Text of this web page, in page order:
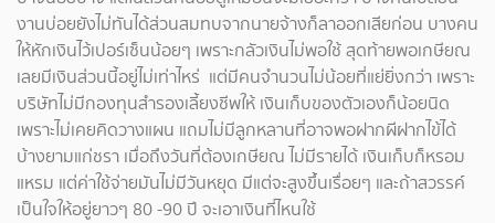
งานบ่อยยังไม่ทันได้ส่วนสมทบจากนายจ้างก็ลาออกเสียก่อน บางคน
ให้หักเงินไว้เปอร์เซ็นน้อยๆ เพราะกลัวเงินไม่พอใช้ สุดท้ายพอเกษียณ
เลยมีเงินส่วนนี้อยู่ไม่เท่าไหร่ แต่มีคนจำนวนไม่น้อยที่แย่ยิ่งกว่า เพราะ
บริษัทไม่มีกองทุนสำรองเลี้ยงชีพให้ เงินเก็บของตัวเองก็น้อยนิด
เพราะไม่เคยคิดวางแผน แถมไม่มีลูกหลานที่อาจพอฝากผีฝากไข้ได้
บ้างยามแก่ชรา เมื่อถึงวันที่ต้องเกษียณ ไม่มีรายได้ เงินเก็บก็หรอม
แหรม แต่ค่าใช้จ่ายมันไม่มีวันหยุด มีแต่จะสูงขึ้นเรื่อยๆ และถ้าสวรรค์
เป็นใจให้อยู่ยาวๆ 80 -90 ปี จะเอาเงินที่ไหนใช้